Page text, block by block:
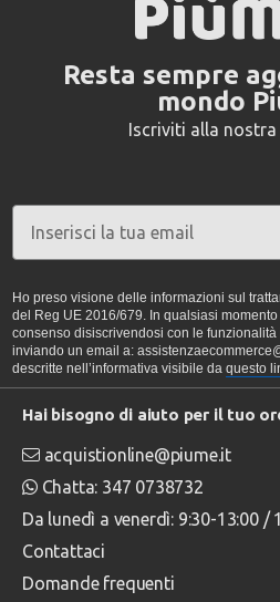
Resta sempre
mondo
Iscriviti alla nostra
Ho preso visione delle informazioni sul
del Reg UE 2016/679. In qualsiasi
consenso disiscrivendosi con le
inviando un email a:
descritte nell’informativa visibile da questo
Hai bisogno di aiuto per il tuo
acquistionline@piume.it
Chatta: 347 0738732
Da lunedì a venerdì: 9:30-13:00 /
Contattaci
Domande frequenti